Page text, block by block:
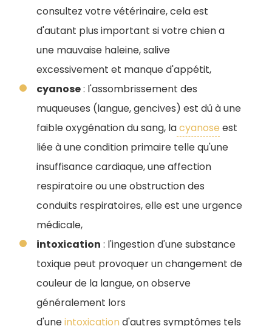
consultez votre vétérinaire, cela est
d'autant plus important si votre chien a
une mauvaise haleine, salive
excessivement et manque d'appétit,
cyanose: l'assombrissement des
muqueuses (langue, gencives) est dû à une
faible oxygénation du sang, lacyanose est
liée à une condition primaire telle qu'une
insuffisance cardiaque, une affection
respiratoire ou une obstruction des
conduits respiratoires, elle est une urgence
médicale,
intoxication : l'ingestion d'une substance
toxique peut provoquer un changement de
couleur de la langue, on observe
généralement lors
d'uneintoxication d'autres symptômes tels